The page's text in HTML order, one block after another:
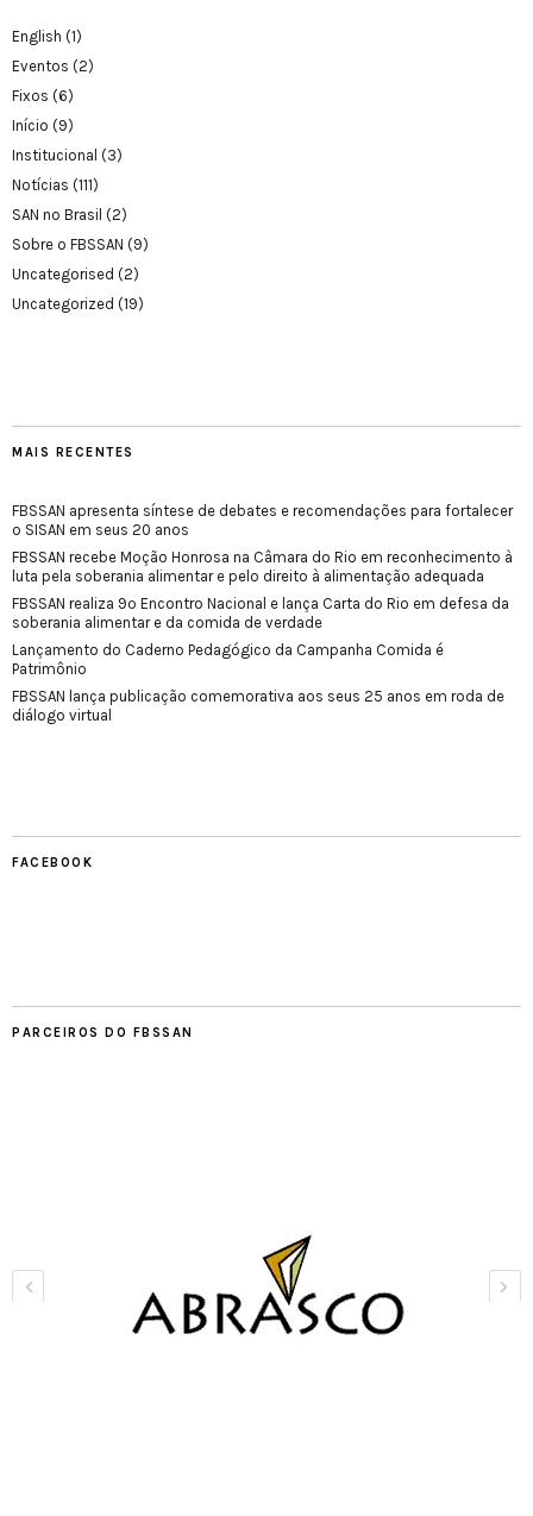
English (1)
Eventos (2)
Fixos (6)
Início (9)
Institucional (3)
Notícias (111)
SAN no Brasil (2)
Sobre o FBSSAN (9)
Uncategorised (2)
Uncategorized (19)
MAIS RECENTES
FBSSAN apresenta síntese de debates e recomendações para fortalecer
o SISAN em seus 20 anos
FBSSAN recebe Moção Honrosa na Câmara do Rio em reconhecimento à
luta pela soberania alimentar e pelo direito à alimentação adequada
FBSSAN realiza 9º Encontro Nacional e lança Carta do Rio em defesa da
soberania alimentar e da comida de verdade
Lançamento do Caderno Pedagógico da Campanha Comida é
Patrimônio
FBSSAN lança publicação comemorativa aos seus 25 anos em roda de
diálogo virtual
FACEBOOK
PARCEIROS DO FBSSAN